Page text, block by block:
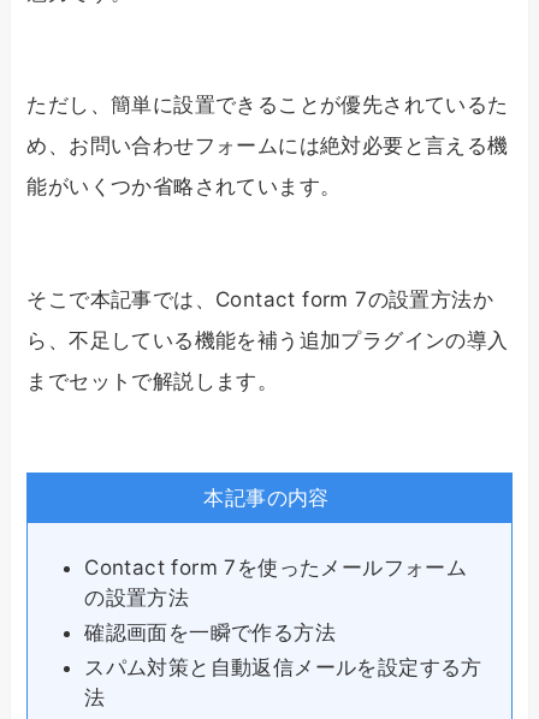
ただし、簡単に設置できることが優先されているた
め、お問い合わせフォームには絶対必要と言える機
能がいくつか省略されています。
そこで本記事では、Contact form 7の設置方法か
ら、不足している機能を補う追加プラグインの導入
までセットで解説します。
本記事の内容
Contact form 7を使ったメールフォーム
の設置方法
確認画面を一瞬で作る方法
スパム対策と自動返信メールを設定する方
法